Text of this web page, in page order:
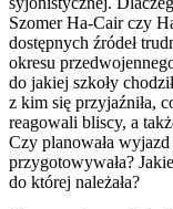
Szomer Ha-Cair czy
dostępnych źródeł
okresu
do jakiej szkoły
z kim się przyjaźniła,
reagowali bliscy, a
Czy planowała
przygotowywała?
do której należała?